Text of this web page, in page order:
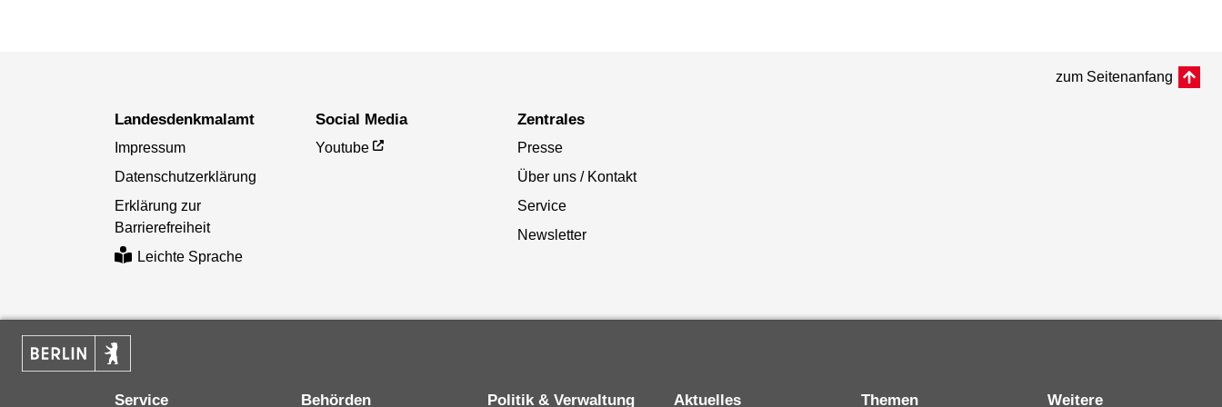
zum Seitenanfang
Landesdenkmal­amt
Impressum
Datenschutzerklärung
Erklärung zur
Barrierefreiheit
Leichte Sprache
Social Media
Youtube
Zentrales
Presse
Über uns / Kontakt
Service
Newsletter
Service Behörden Politik & Verwaltung Aktuelles Themen Weitere